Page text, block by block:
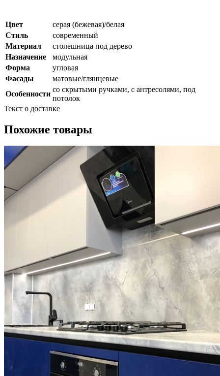
Цвет
серая (бежевая)/белая
Стиль
современный
Материал
столешница под дерево
Назначение
модульная
Форма
угловая
Фасады
матовые/глянцевые
Особенности
со скрытыми ручками, с антресолями, под
потолок
Текст о доставке
Похожие товары